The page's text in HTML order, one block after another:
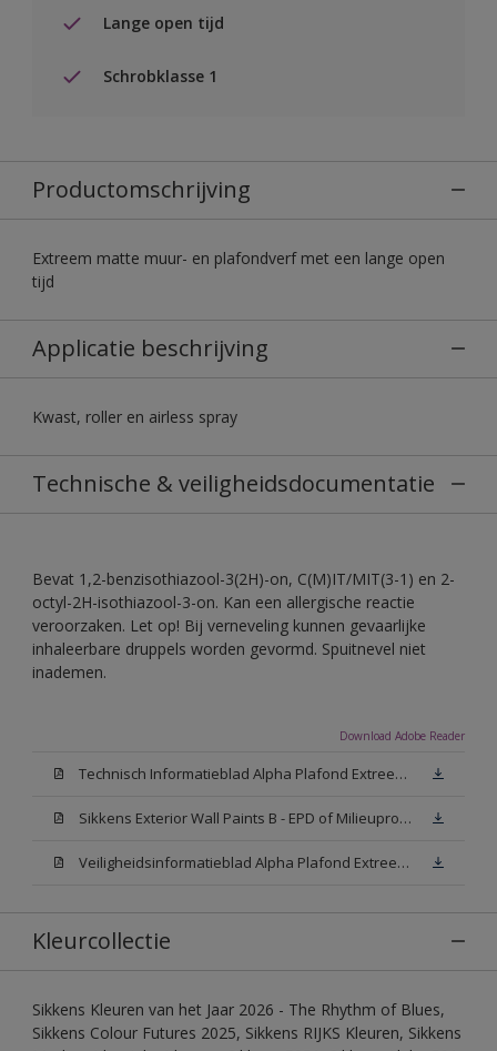
Lange open tijd
Schrobklasse 1
Productomschrijving
Extreem matte muur- en plafondverf met een lange open
tijd
Applicatie beschrijving
Kwast, roller en airless spray
Technische & veiligheidsdocumentatie
Bevat 1,2-benzisothiazool-3(2H)-on, C(M)IT/MIT(3-1) en 2-
octyl-2H-isothiazool-3-on. Kan een allergische reactie
veroorzaken. Let op! Bij verneveling kunnen gevaarlijke
inhaleerbare druppels worden gevormd. Spuitnevel niet
inademen.
Download Adobe Reader
Technisch Informatieblad Alpha Plafond Extreem Mat (PDF)
Sikkens Exterior Wall Paints B - EPD of Milieuproductverklaring
Veiligheidsinformatieblad Alpha Plafond Extreem Mat White W05 (MSDS)
Kleurcollectie
Sikkens Kleuren van het Jaar 2026 - The Rhythm of Blues,
Sikkens Colour Futures 2025, Sikkens RIJKS Kleuren, Sikkens